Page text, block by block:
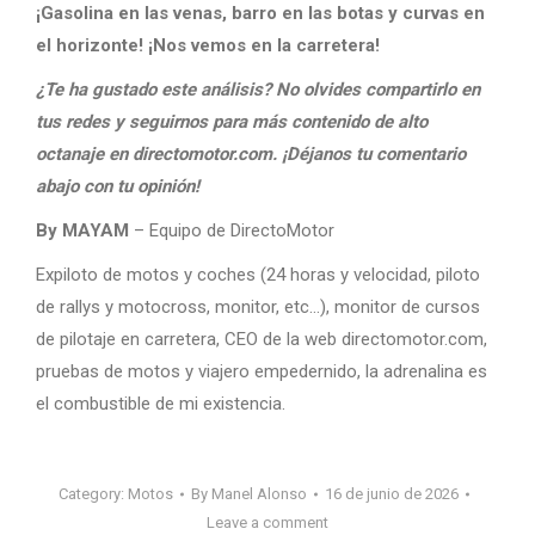
¡Gasolina en las venas, barro en las botas y curvas en
el horizonte! ¡Nos vemos en la carretera!
¿Te ha gustado este análisis? No olvides compartirlo en
tus redes y seguirnos para más contenido de alto
octanaje en directomotor.com. ¡Déjanos tu comentario
abajo con tu opinión!
By MAYAM – Equipo de DirectoMotor
Expiloto de motos y coches (24 horas y velocidad, piloto
de rallys y motocross, monitor, etc…), monitor de cursos
de pilotaje en carretera, CEO de la web directomotor.com,
pruebas de motos y viajero empedernido, la adrenalina es
el combustible de mi existencia.
Category: Motos By Manel Alonso
16 de junio de 2026
Leave a comment